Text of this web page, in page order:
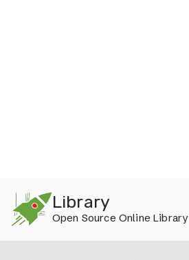
content
Library
Open Source Online Library